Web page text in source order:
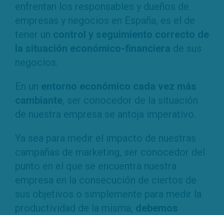
enfrentan los responsables y dueños de
empresas y negocios en España, es el de
tener un control y seguimiento correcto de
la situación económico-financiera de sus
negocios.
En un entorno económico cada vez más
cambiante, ser conocedor de la situación
de nuestra empresa se antoja imperativo.
Ya sea para medir el impacto de nuestras
campañas de marketing, ser conocedor del
punto en el que se encuentra nuestra
empresa en la consecución de ciertos de
sus objetivos o simplemente para medir la
productividad de la misma, debemos